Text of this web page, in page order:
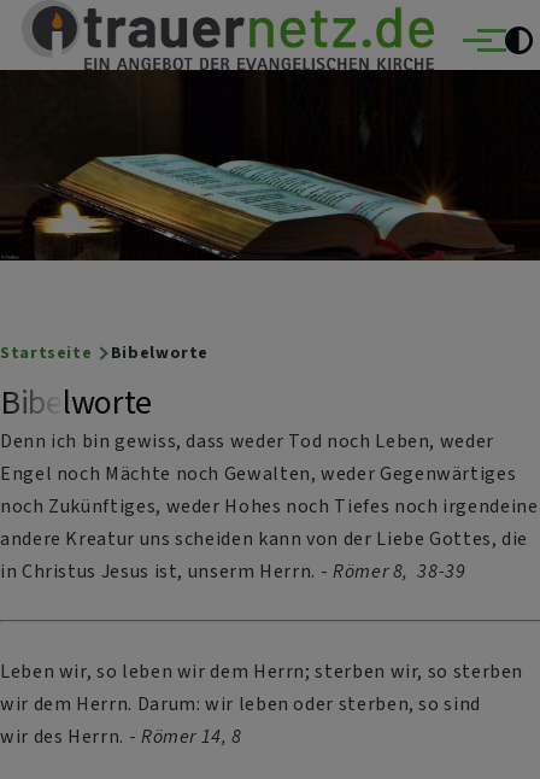
Direkt zum Inhalt
Trauernetz
Ein Angebot der evangelischen Kirche Menü
Breadcrumb
Startseite Bibelworte
Bibelworte
Denn ich bin gewiss, dass weder Tod noch Leben, weder
Engel noch Mächte noch Gewalten, weder Gegenwärtiges
noch Zukünftiges, weder Hohes noch Tiefes noch irgendeine
andere Kreatur uns scheiden kann von der Liebe Gottes, die
in Christus Jesus ist, unserm Herrn. - Römer 8, 38-39
Leben wir, so leben wir dem Herrn; sterben wir, so sterben
wir dem Herrn. Darum: wir leben oder sterben, so sind
wir des Herrn. - Römer 14, 8